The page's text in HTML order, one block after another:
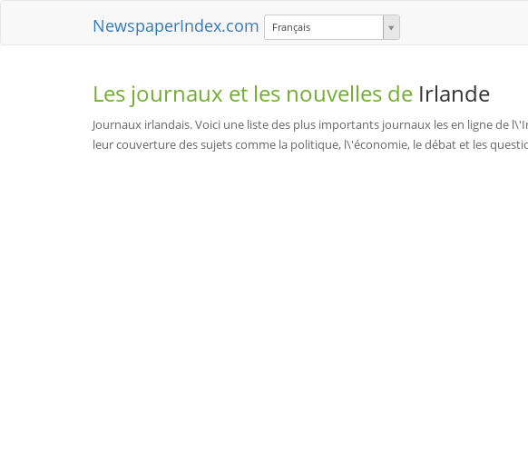
NewspaperIndex.com Français
Les journaux et les nouvelles de Irlande
Journaux irlandais. Voici une liste des plus importants journaux les en ligne de
leur couverture des sujets comme la politique, l\'économie, le débat et les